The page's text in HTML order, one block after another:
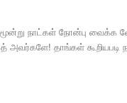
நாட்கள் நோன்பு வைக்க
அவர்களே! தாங்கள்